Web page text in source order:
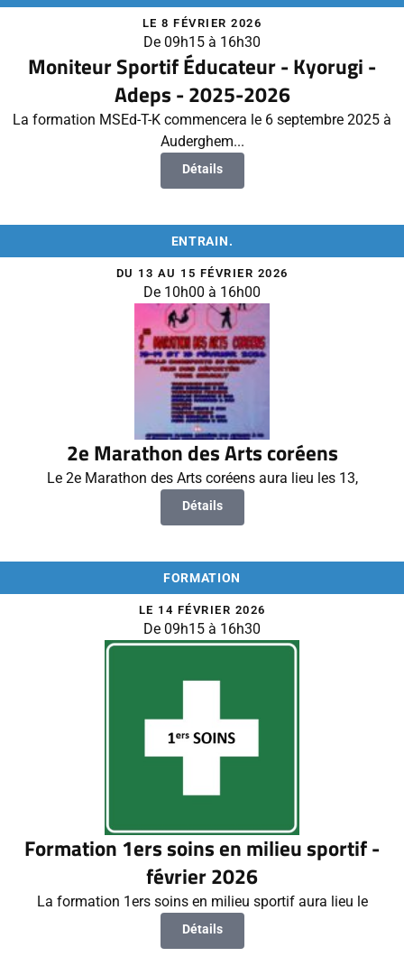
LE 8 FÉVRIER 2026
De 09h15 à 16h30
Moniteur Sportif Éducateur - Kyorugi -
Adeps - 2025-2026
La formation MSEd-T-K commencera le 6 septembre 2025 à
Auderghem...
Détails
ENTRAIN.
DU 13 AU 15 FÉVRIER 2026
De 10h00 à 16h00
2e Marathon des Arts coréens
Le 2e Marathon des Arts coréens aura lieu les 13,
Détails
FORMATION
LE 14 FÉVRIER 2026
De 09h15 à 16h30
Formation 1ers soins en milieu sportif -
février 2026
La formation 1ers soins en milieu sportif aura lieu le
Détails